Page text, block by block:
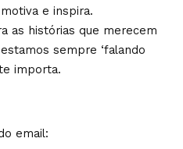
e inspira.
as histórias que merecem
sempre ‘falando
importa.
email: